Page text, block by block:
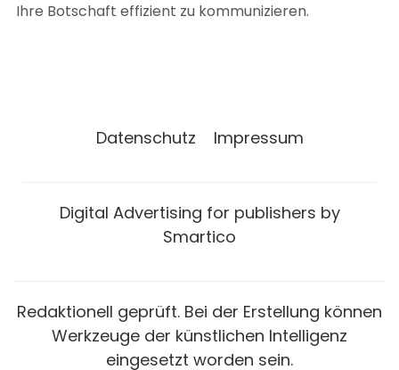
Ihre Botschaft effizient zu kommunizieren.
Datenschutz Impressum
Digital Advertising for publishers by
Smartico
Redaktionell geprüft. Bei der Erstellung können
Werkzeuge der künstlichen Intelligenz
eingesetzt worden sein.